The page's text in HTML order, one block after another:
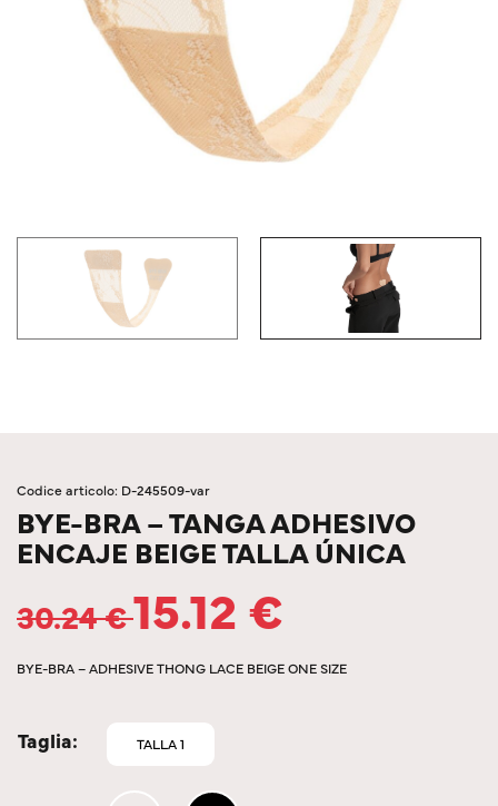
Codice articolo: D-245509-var
BYE-BRA – TANGA ADHESIVO
ENCAJE BEIGE TALLA ÚNICA
30.24€15.12€
BYE-BRA – ADHESIVE THONG LACE BEIGE ONE SIZE
Taglia TALLA 1